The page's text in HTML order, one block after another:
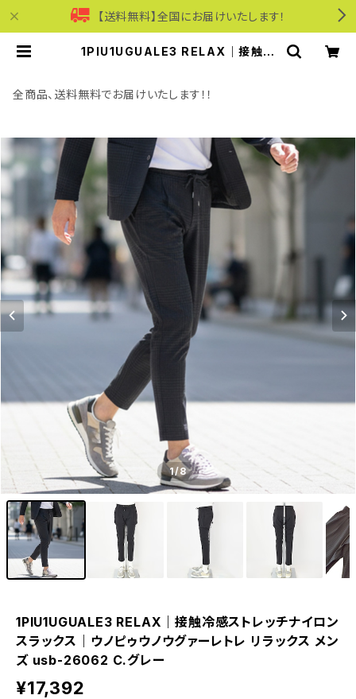
【送料無料】全国にお届けいたします！
1PIU1UGUALE3 RELAX｜接触冷
メンズ usb-26062 C.グレー | モリ
ワンワールドオンラインショップ｜ビ
全商品、送料無料でお届けいたします！！
1/8
1PIU1UGUALE3 RELAX｜接触冷感ストレッチナイロン
スラックス｜ウノピゥウノウグァーレトレ リラックス メン
ズ usb-26062 C.グレー
¥17,392